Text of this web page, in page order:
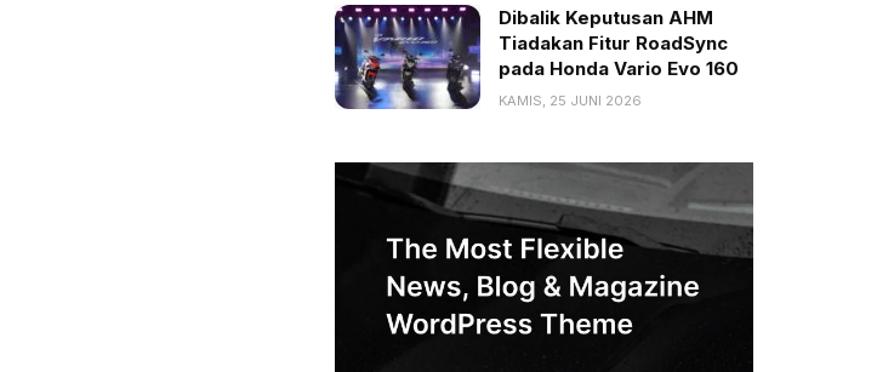
Dibalik Keputusan AHM
Tiadakan Fitur RoadSync
pada Honda Vario Evo 160
KAMIS, 25 JUNI 2026